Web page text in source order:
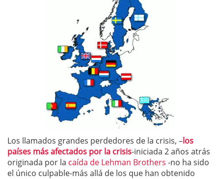
Los llamados grandes perdedores de la crisis, –los
países más afectados por la crisis-iniciada 2 años atrás
originada por la caída de Lehman Brothers -no ha sido
el único culpable-más allá de los que han obtenido